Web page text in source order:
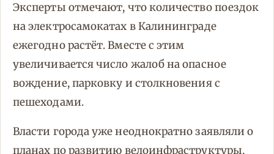
Эксперты отмечают, что количество поездок
на электросамокатах в Калининграде
ежегодно растёт. Вместе с этим
увеличивается число жалоб на опасное
вождение, парковку и столкновения с
пешеходами.
Власти города уже неоднократно заявляли о
планах по развитию велоинфраструктуры,